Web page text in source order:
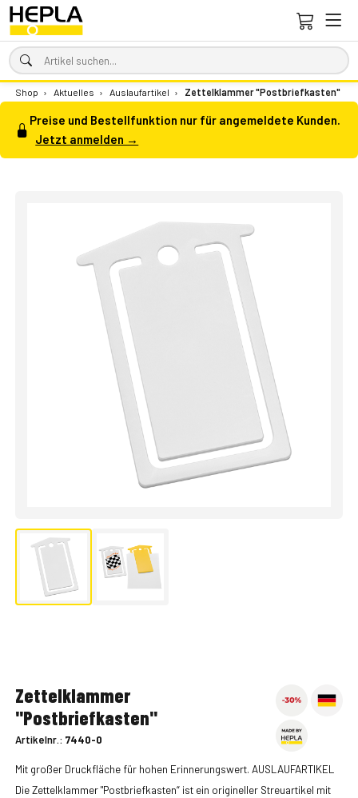
Shop › Aktuelles › Auslaufartikel › Zettelklammer "Postbriefkasten"
Preise und Bestellfunktion nur für angemeldete Kunden.
Jetzt anmelden →
Zettelklammer
"Postbriefkasten"
Artikelnr.: 7440-0
Mit großer Druckfläche für hohen Erinnerungswert. AUSLAUFARTIKEL
Die Zettelklammer "Postbriefkasten“ ist ein origineller Streuartikel mit